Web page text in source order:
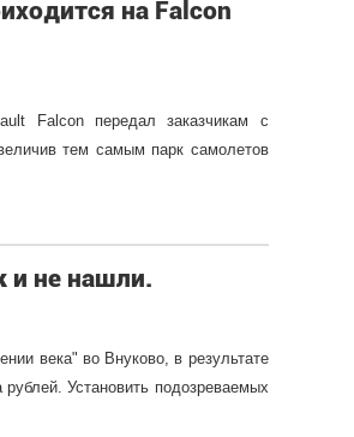
на Falcon
Falcon передал заказчикам с
тем самым парк самолетов
и не нашли.
века" во Внуково, в результате
Установить подозреваемых